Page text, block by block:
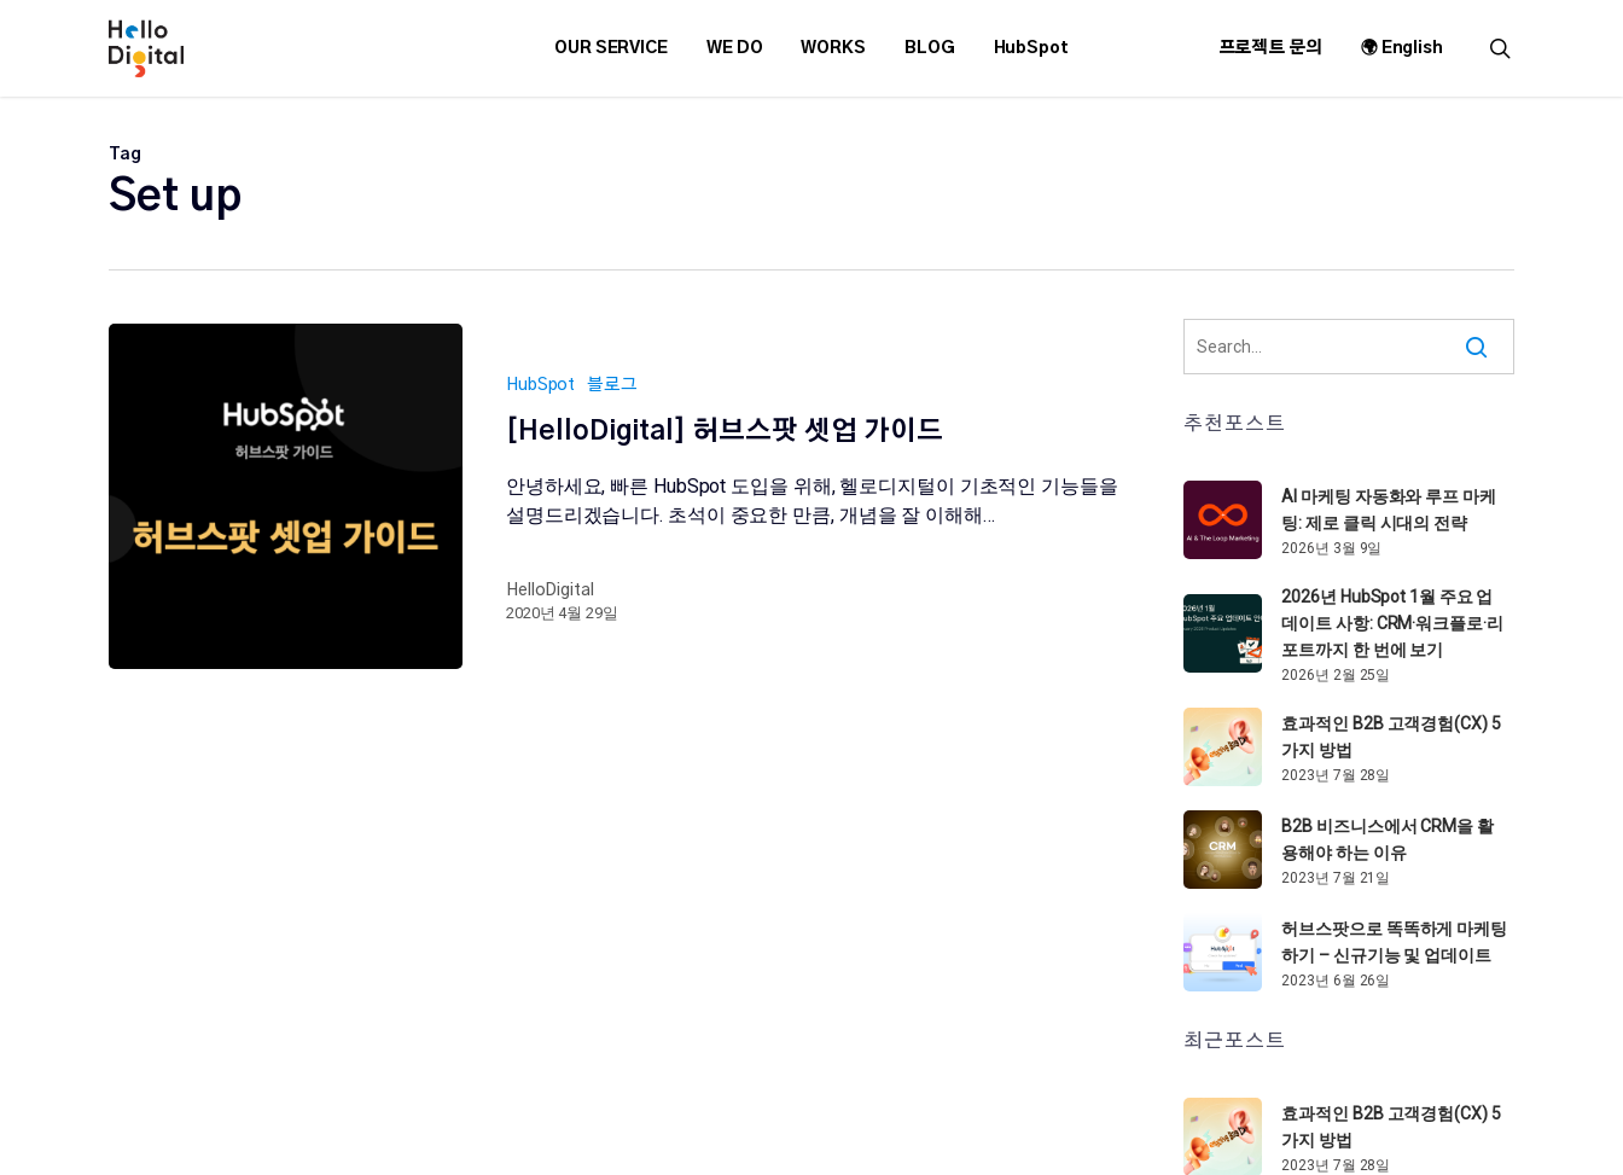
OUR SERVICE WE DO WORKS BLOG HubSpot 프로젝트 문의 🌍 English
Tag
Set up
HubSpot 블로그
[HelloDigital] 허브스팟 셋업 가이드
안녕하세요, 빠른 HubSpot 도입을 위해, 헬로디지털이 기초적인 기능들을
설명드리겠습니다. 초석이 중요한 만큼, 개념을 잘 이해해…
HelloDigital
2020년 4월 29일
추천포스트
AI 마케팅 자동화와 루프 마케
팅: 제로 클릭 시대의 전략
2026년 3월 9일
2026년 HubSpot 1월 주요 업
데이트 사항: CRM·워크플로·리
포트까지 한 번에 보기
2026년 2월 25일
효과적인 B2B 고객경험(CX) 5
가지 방법
2023년 7월 28일
B2B 비즈니스에서 CRM을 활
용해야 하는 이유
2023년 7월 21일
허브스팟으로 똑똑하게 마케팅
하기 – 신규기능 및 업데이트
2023년 6월 26일
최근포스트
효과적인 B2B 고객경험(CX) 5
가지 방법
2023년 7월 28일